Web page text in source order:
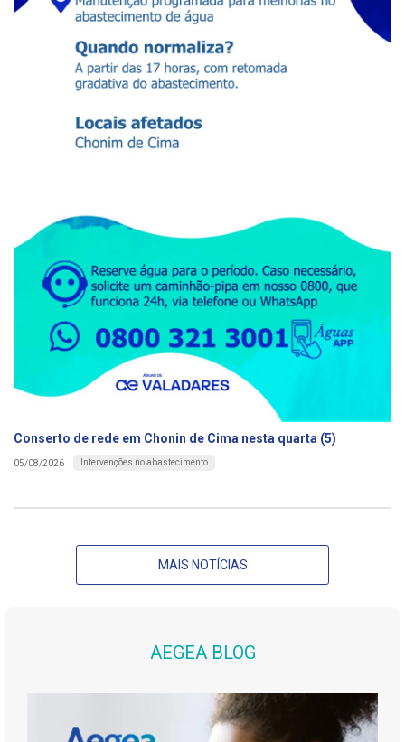
Conserto de rede em Chonin de Cima nesta quarta (5)
05/08/2026 Intervenções no abastecimento
MAIS NOTÍCIAS
AEGEA BLOG